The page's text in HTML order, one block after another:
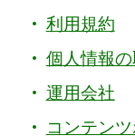
利用規約
個人情報
運用会社
コンテン